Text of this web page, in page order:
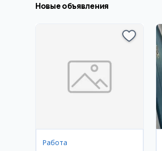
Новые объявления
Работа